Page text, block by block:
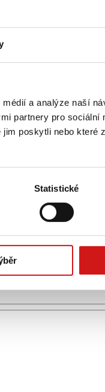
a analýze naší
partnery pro sociální
poskytli nebo které
Statistické